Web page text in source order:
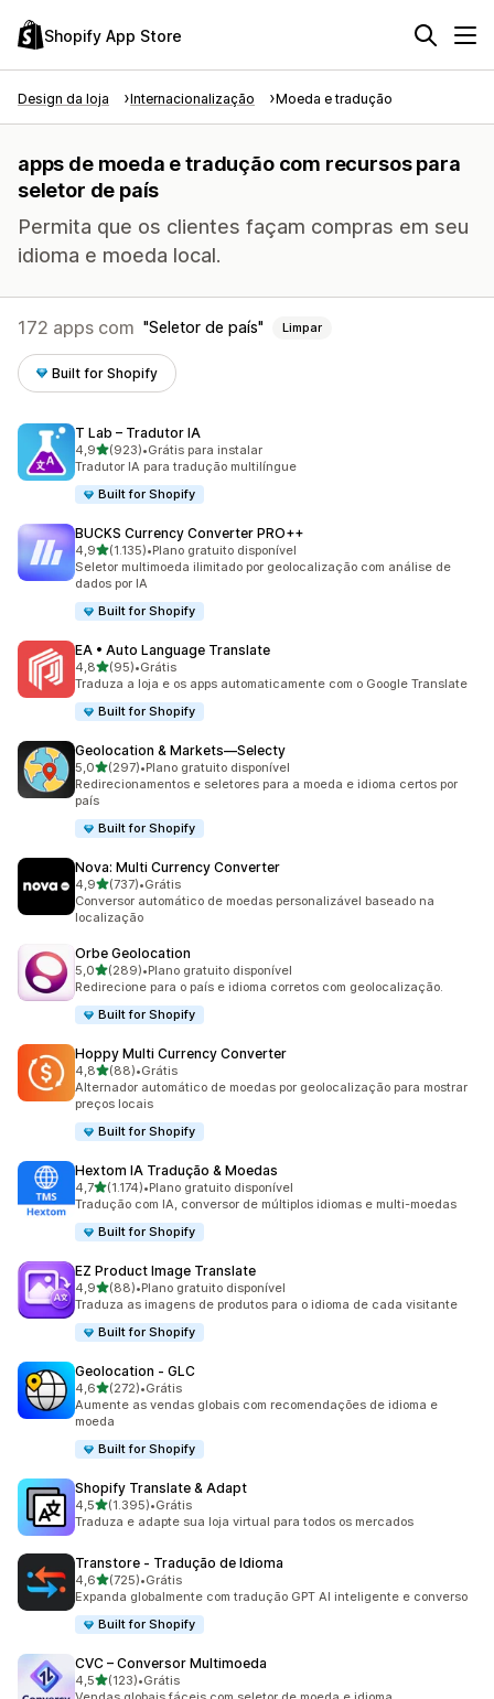
Shopify App Store
Design da loja Internacionalização Moeda e tradução
apps de moeda e tradução com recursos para
seletor de país
Permita que os clientes façam compras em seu
idioma e moeda local.
172 apps com Seletor de país Limpar
Built for Shopify
T Lab – Tradutor IA
4,9de 5 estrelas
(923)
923 avaliações ao todo
•Grátis para instalar
Tradutor IA para tradução multilíngue
Built for Shopify
BUCKS Currency Converter PRO++
4,9de 5 estrelas
(1.135)
1135 avaliações ao todo
•Plano gratuito disponível
Seletor multimoeda ilimitado por geolocalização com análise de
dados por IA
Built for Shopify
EA • Auto Language Translate
4,8de 5 estrelas
(95)
95 avaliações ao todo
•Grátis
Traduza a loja e os apps automaticamente com o Google Translate
Built for Shopify
Geolocation & Markets—Selecty
5,0de 5 estrelas
(297)
297 avaliações ao todo
•Plano gratuito disponível
Redirecionamentos e seletores para a moeda e idioma certos por
país
Built for Shopify
Nova: Multi Currency Converter
4,9de 5 estrelas
(737)
737 avaliações ao todo
•Grátis
Conversor automático de moedas personalizável baseado na
localização
Orbe Geolocation
5,0de 5 estrelas
(289)
289 avaliações ao todo
•Plano gratuito disponível
Redirecione para o país e idioma corretos com geolocalização.
Built for Shopify
Hoppy Multi Currency Converter
4,8de 5 estrelas
(88)
88 avaliações ao todo
•Grátis
Alternador automático de moedas por geolocalização para mostrar
preços locais
Built for Shopify
Hextom IA Tradução & Moedas
4,7de 5 estrelas
(1.174)
1174 avaliações ao todo
•Plano gratuito disponível
Tradução com IA, conversor de múltiplos idiomas e multi-moedas
Built for Shopify
EZ Product Image Translate
4,9de 5 estrelas
(88)
88 avaliações ao todo
•Plano gratuito disponível
Traduza as imagens de produtos para o idioma de cada visitante
Built for Shopify
Geolocation ‑ GLC
4,6de 5 estrelas
(272)
272 avaliações ao todo
•Grátis
Aumente as vendas globais com recomendações de idioma e
moeda
Built for Shopify
Shopify Translate & Adapt
4,5de 5 estrelas
(1.395)
1395 avaliações ao todo
•Grátis
Traduza e adapte sua loja virtual para todos os mercados
Transtore ‑ Tradução de Idioma
4,6de 5 estrelas
(725)
725 avaliações ao todo
•Grátis
Expanda globalmente com tradução GPT AI inteligente e converso
Built for Shopify
CVC – Conversor Multimoeda
4,5de 5 estrelas
(123)
123 avaliações ao todo
•Grátis